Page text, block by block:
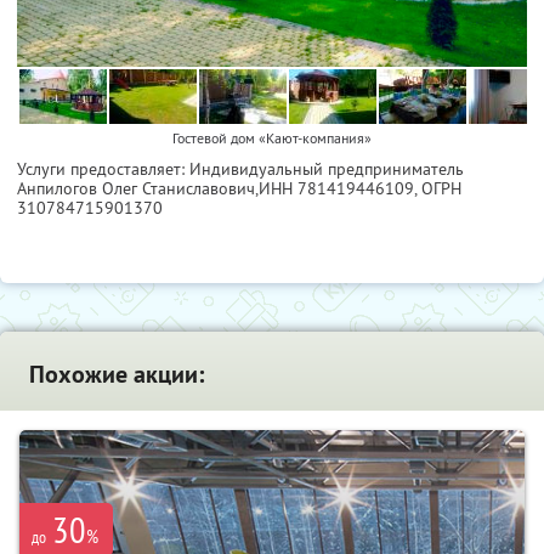
Гостевой дом «Кают-компания»
Услуги предоставляет: Индивидуальный предприниматель
Анпилогов Олег Станиславович,ИНН 781419446109, ОГРН
310784715901370
Похожие акции:
до 30%